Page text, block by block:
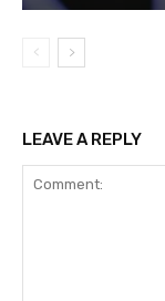
LEAVE A REPLY